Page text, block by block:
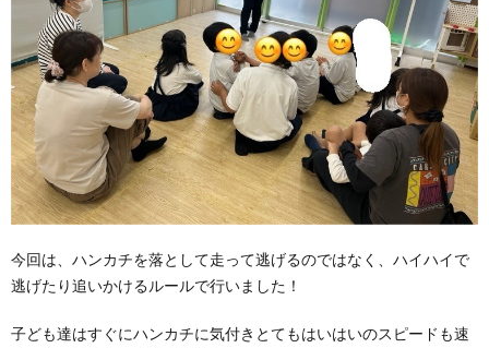
今回は、ハンカチを落として走って逃げるのではなく、ハイハイで
逃げたり追いかけるルールで行いました！
子ども達はすぐにハンカチに気付きとてもはいはいのスピードも速